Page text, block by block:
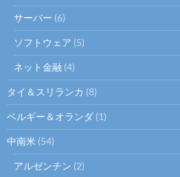
サーバー (6)
ソフトウェア (5)
ネット金融 (4)
タイ＆スリランカ (8)
ベルギー＆オランダ (1)
中南米 (54)
アルゼンチン (2)